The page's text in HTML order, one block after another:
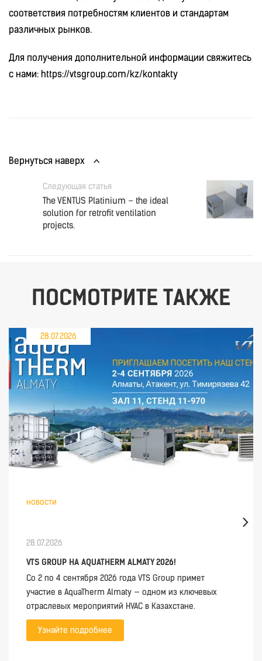
соответствия потребностям клиентов и стандартам
различных рынков.
Для получения дополнительной информации свяжитесь
с нами: https://vtsgroup.com/kz/kontakty
Вернуться наверх
Следующая статья
The VENTUS Platinium – the ideal
solution for retrofit ventilation
projects.
ПОСМОТРИТЕ ТАКЖЕ
28.07.2026
новости
28.07.2026
VTS GROUP НА AQUATHERM ALMATY 2026!
Со 2 по 4 сентября 2026 года VTS Group примет
участие в AquaTherm Almaty — одном из ключевых
отраслевых мероприятий HVAC в Казахстане.
Узнайте подробнее